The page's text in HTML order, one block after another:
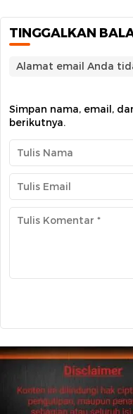
TINGGALKAN
Alamat email Anda
Simpan nama, email,
berikutnya.